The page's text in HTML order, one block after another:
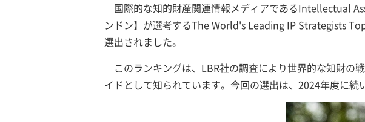
国際的な知的財産関連情報メディアであるIntellectual
ンドン】が選考するThe World's Leading IP Strategists
選出されました。
このランキングは、LBR社の調査により世界的な知財の
イドとして知られています。今回の選出は、2024年度に続